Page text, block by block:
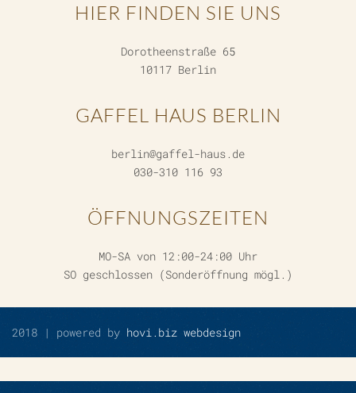
HIER FINDEN SIE UNS
Dorotheenstraße 65
10117 Berlin
GAFFEL HAUS BERLIN
berlin@gaffel-haus.de
030-310 116 93
ÖFFNUNGSZEITEN
MO-SA von 12:00-24:00 Uhr
SO geschlossen (Sonderöffnung mögl.)
2018 | powered by hovi.biz webdesign